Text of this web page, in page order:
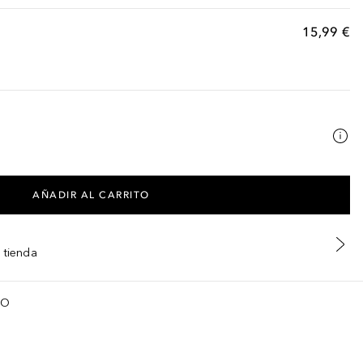
15,99 €
AÑADIR AL CARRITO
tienda